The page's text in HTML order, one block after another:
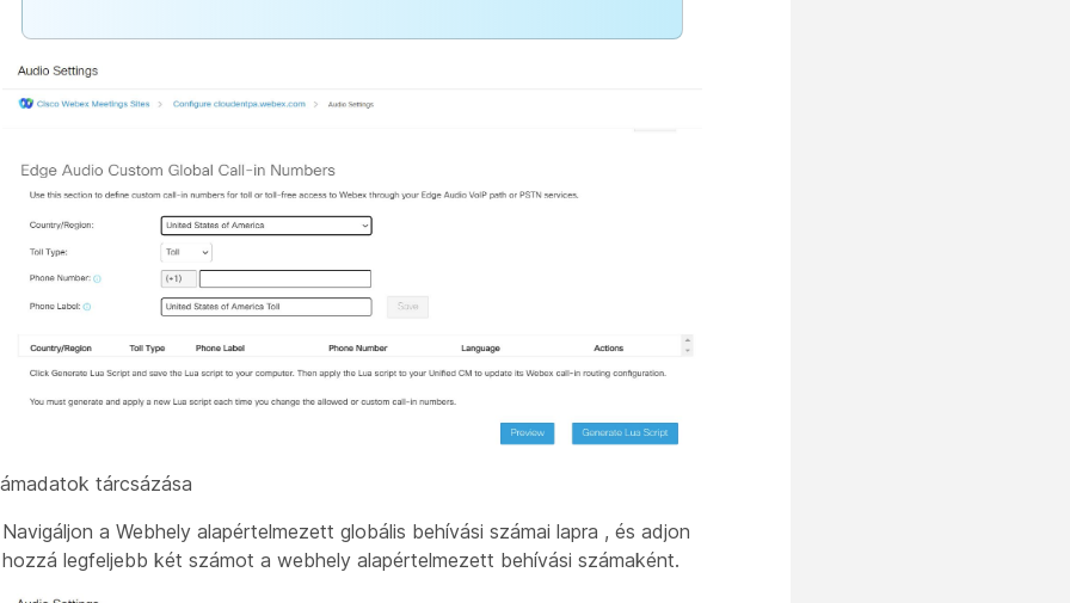
tárcsázása
Navigáljon a Webhely alapértelmezett globális behívási számai lapra , és adjon
hozzá legfeljebb két számot a webhely alapértelmezett behívási számaként.